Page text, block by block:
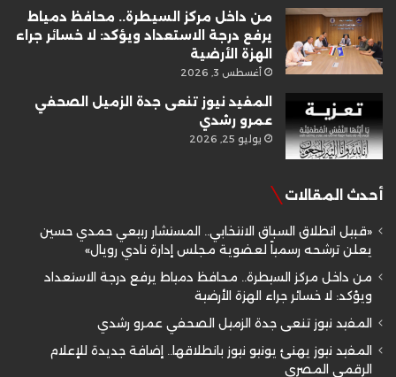
من داخل مركز السيطرة.. محافظ دمياط
يرفع درجة الاستعداد ويؤكد: لا خسائر جراء
الهزة الأرضية
أغسطس 3, 2026
المفيد نيوز تنعى جدة الزميل الصحفي
عمرو رشدي
يوليو 25, 2026
أحدث المقالات
«قبيل انطلاق السباق الانتخابي.. المستشار ربيعي حمدي حسين
يعلن ترشحه رسمياً لعضوية مجلس إدارة نادي رويال»
من داخل مركز السيطرة.. محافظ دمياط يرفع درجة الاستعداد
ويؤكد: لا خسائر جراء الهزة الأرضية
المفيد نيوز تنعى جدة الزميل الصحفي عمرو رشدي
المفيد نيوز يهنئ يونيو نيوز بانطلاقها.. إضافة جديدة للإعلام
الرقمي المصري